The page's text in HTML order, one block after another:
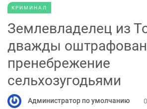
КРИМИНАЛ
Землевладелец из
дважды
пренебрежение
сельхозугодьями
Администратор по умолчанию